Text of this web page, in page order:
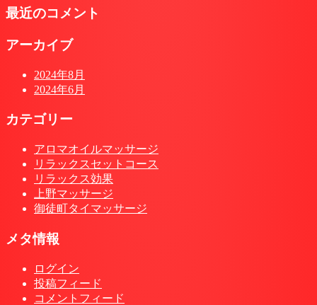
最近のコメント
アーカイブ
2024年8月
2024年6月
カテゴリー
アロマオイルマッサージ
リラックスセットコース
リラックス効果
上野マッサージ
御徒町タイマッサージ
メタ情報
ログイン
投稿フィード
コメントフィード